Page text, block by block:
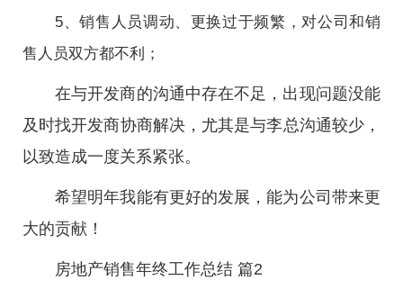
5、销售人员调动、更换过于频繁，对公司和销
售人员双方都不利；
在与开发商的沟通中存在不足，出现问题没能
及时找开发商协商解决，尤其是与李总沟通较少，
以致造成一度关系紧张。
希望明年我能有更好的发展，能为公司带来更
大的贡献！
房地产销售年终工作总结 篇2